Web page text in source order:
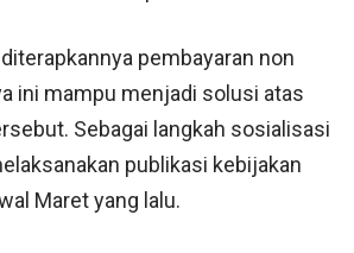
pembayaran non
ini mampu menjadi solusi atas
Sebagai langkah sosialisasi
publikasi kebijakan
Maret yang lalu.